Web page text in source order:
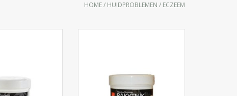
HOME/ HUIDPROBLEMEN / ECZEEM
voor intensive
rhamnoides) heeft aanzienlijke
regeneratieve en